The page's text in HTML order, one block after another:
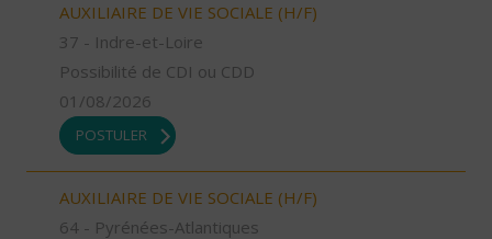
AUXILIAIRE DE VIE SOCIALE (H/F)
37 - Indre-et-Loire
Possibilité de CDI ou CDD
01/08/2026
POSTULER
AUXILIAIRE DE VIE SOCIALE (H/F)
64 - Pyrénées-Atlantiques